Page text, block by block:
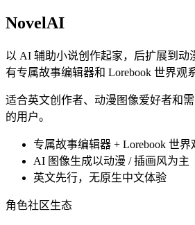
NovelAI
以 AI 辅助小说创作起家，后扩展到动
有专属故事编辑器和 Lorebook 世界观
适合英文创作者、动漫图像爱好者和
的用户。
专属故事编辑器 + Lorebook 世界
AI 图像生成以动漫 / 插画风为主
英文先行，无原生中文体验
角色社区生态